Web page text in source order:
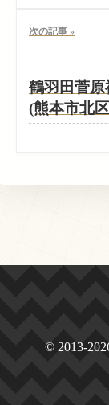
次の記事 »
鶴羽田菅
(熊本市北
© 2013-